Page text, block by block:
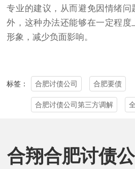
专业的建议，从而避免因情绪
外，这种办法还能够在一定程度
形象，减少负面影响。
标签： 合肥讨债公司 合肥要债
合肥讨债公司第三方调解
合翔合肥讨债